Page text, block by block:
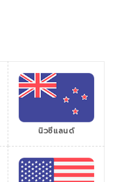
นิวซีแลนด์